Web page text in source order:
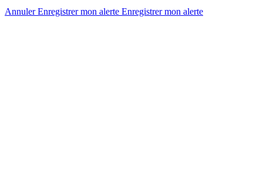
AnnulerEnregistrer mon alerte Enregistrermon alerte